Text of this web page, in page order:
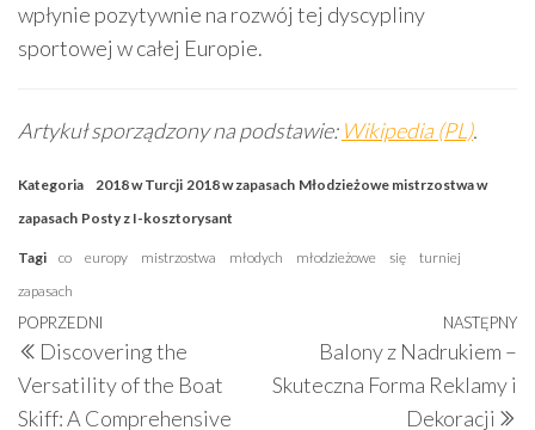
wpłynie pozytywnie na rozwój tej dyscypliny
sportowej w całej Europie.
Artykuł sporządzony na podstawie: Wikipedia (PL).
Kategoria 2018 w Turcji 2018 w zapasach Młodzieżowe mistrzostwa w
zapasach Posty z I-kosztorysant
Tagi co europy mistrzostwa młodych młodzieżowe się
turniej
zapasach
Nawigacja
wpisu
Poprzedni
wpis
POPRZEDNI
Discovering the
Versatility of the Boat
Skiff: A Comprehensive
NASTĘPNY
Balony z Nadrukiem –
Skuteczna Forma Reklamy i
Dekoracji